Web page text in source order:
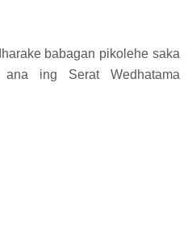
babagan pikolehe saka
ing Serat Wedhatama